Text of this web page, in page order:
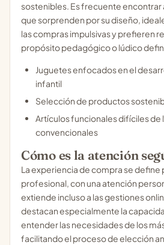
sostenibles. Es frecuente encontrar
que sorprenden por su diseño,
las compras impulsivas y prefieren
propósito pedagógico o lúdico
Juguetes enfocados en el
infantil
Selección de productos
Artículos funcionales difíciles de
convencionales
Cómo es la atención
La experiencia de compra se define
profesional, con una atención
extiende incluso a las gestiones
destacan especialmente la
entender las necesidades de los
facilitando el proceso de elección